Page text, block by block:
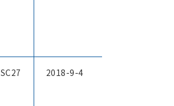
SC27 2018-9-4